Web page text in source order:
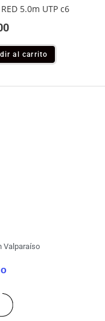
5.0m UTP c6
al carrito
Valparaíso